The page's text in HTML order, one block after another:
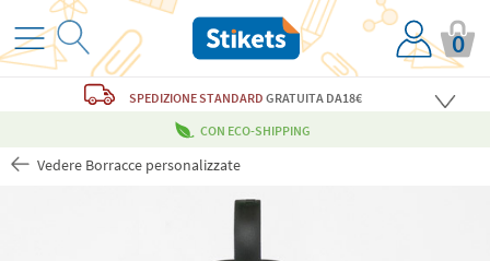
0
SPEDIZIONE STANDARD GRATUITADA18€
CON ECO-SHIPPING
Vedere Borracce personalizzate